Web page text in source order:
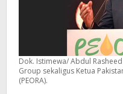
Dok. Istimewa/ Abdul
Group sekaligus Ketua
(PEORA).